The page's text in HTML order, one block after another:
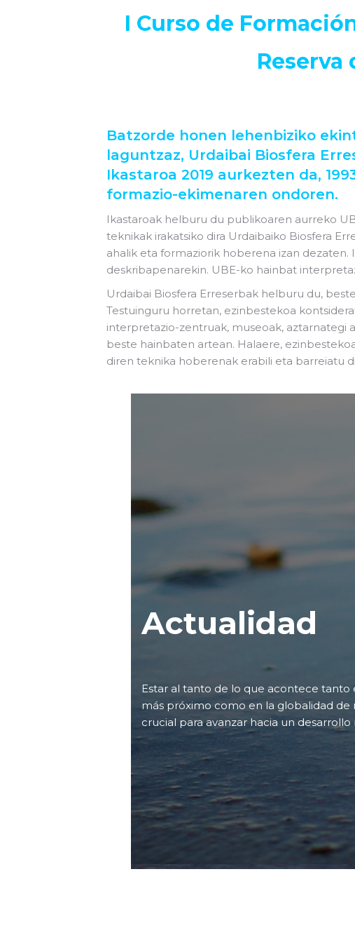
I Curso de
Reserva
Batzorde honen lehenbiziko
laguntzaz, Urdaibai Biosfera
Ikastaroa 2019 aurkezten da,
formazio-ekimenaren ondoren.
Ikastaroak helburu du publikoaren aurreko
teknikak irakatsiko dira Urdaibaiko Biosfera
ahalik eta formaziorik hoberena izan
deskribapenarekin. UBE-ko hainbat
Urdaibai Biosfera Erreserbak helburu du,
Testuinguru horretan, ezinbestekoa
interpretazio-zentruak, museoak,
beste hainbaten artean. Halaere,
diren teknika hoberenak erabili eta barreiatu
Actualidad
Estar al tanto de lo que acontece
más próximo como en la globalidad de
crucial para avanzar hacia un desarrollo